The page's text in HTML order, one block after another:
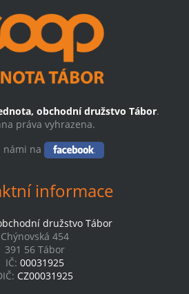
obchodní družstvo Tábor.
práva vyhrazena.
námi na
informace
družstvo Tábor
Chýnovská 454
391 56 Tábor
IČ: 00031925
CZ00031925